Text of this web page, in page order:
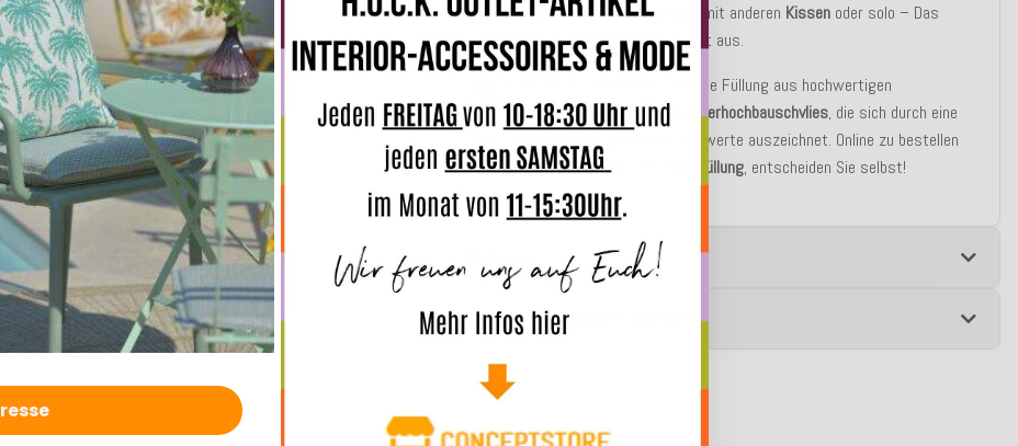
Ob als gemütlichesRückenpolster , mit anderen Kissen oder solo – Das
Dekokissen„Jonny“ sieht überall gut aus.
In der Basic Variante besteht die Füllung aus hochwertigen
komfortablen silikonisiertenPolyesterhochbauschvlies, die sich durch eine
hohe Elastizität und gute Rückstellwerte auszeichnet. Online zu bestellen
auch nur alsBezugoder inkl. Federfüllung, entscheiden Sie selbst!
Angaben zur Produktsicherheit